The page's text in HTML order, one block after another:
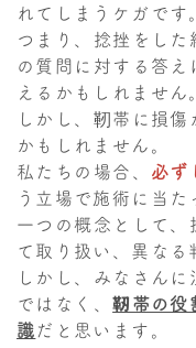
れてしまうケガです。
つまり、捻挫をし
の質問に対する答
えるかもしれません。
しかし、靭帯に損
かもしれません。
私たちの場合、 必ず
う立場で施術に当た
一つの概念として、
て取り扱い、異なる
しかし、みなさん
ではなく、靭帯の役
識だと思います。